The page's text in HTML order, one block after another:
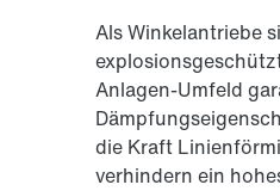
Als Winkelantriebe
Anlagen-Umfeld
die Kraft
verhindern ein